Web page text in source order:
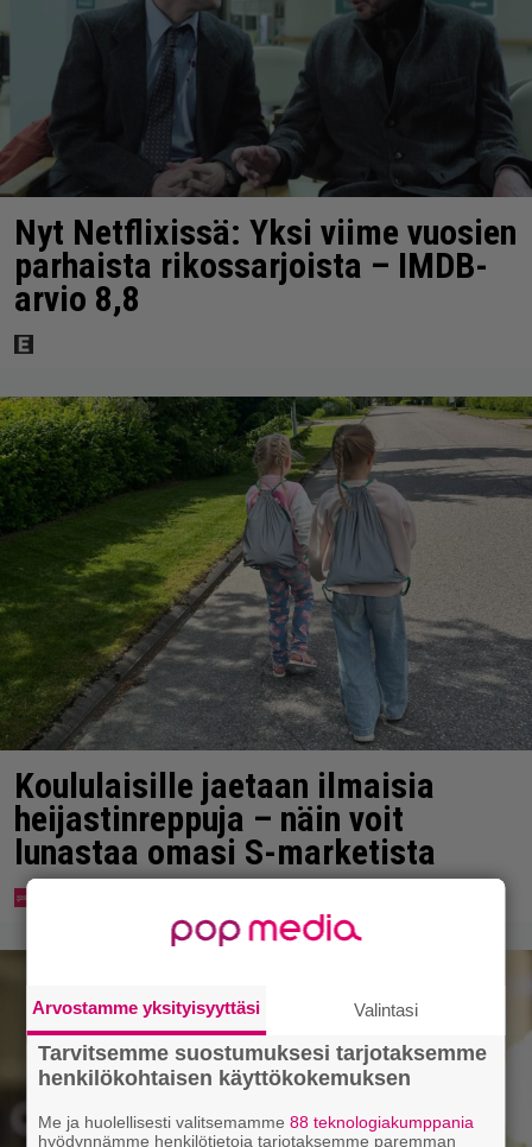
Nyt Netflixissä: Yksi viime vuosien
parhaista rikossarjoista – IMDB-
arvio 8,8
Koululaisille jaetaan ilmaisia
heijastinreppuja – näin voit
lunastaa omasi S-marketista
Arvostamme yksityisyyttäsi Valintasi
Tarvitsemme suostumuksesi tarjotaksemme
henkilökohtaisen käyttökokemuksen
Me ja huolellisesti valitsemamme88 teknologiakumppania
hyödynnämme henkilötietoja tarjotaksemme paremman